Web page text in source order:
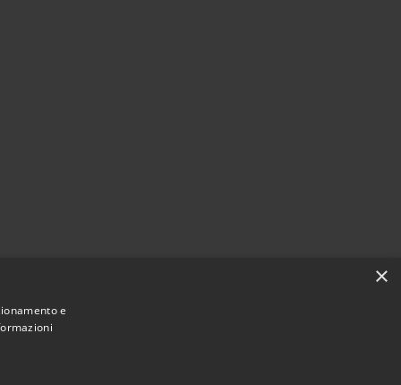
×
e